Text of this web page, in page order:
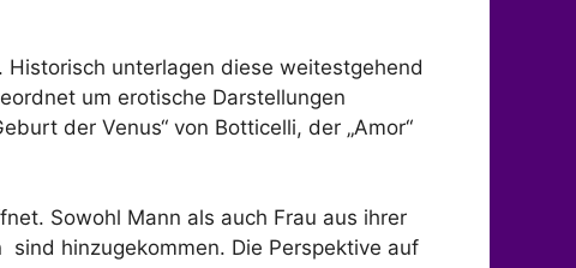
unterlagen diese weitestgehend
um erotische Darstellungen
der Venus“ von Botticelli, der „Amor“
Sowohl Mann als auch Frau aus ihrer
sind hinzugekommen. Die Perspektive auf